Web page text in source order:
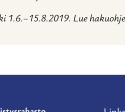
1.6.–15.8.2019. Lue